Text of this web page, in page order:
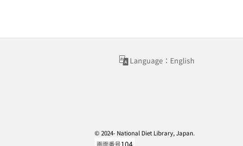
Language：English
© 2024- National Diet Library, Japan.
画面番号